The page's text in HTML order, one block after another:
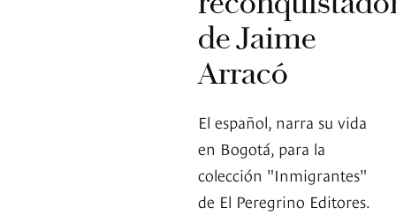
de Jaime
Arracó
El español, narra su vida
en Bogotá, para la
colección "Inmigrantes"
de El Peregrino Editores.